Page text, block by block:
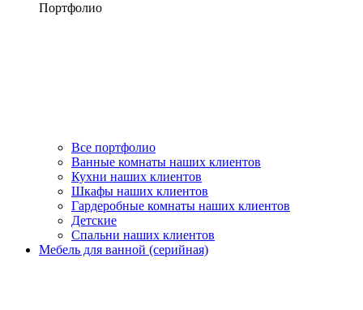
Портфолио
Все портфолио
Ванные комнаты наших клиентов
Кухни наших клиентов
Шкафы наших клиентов
Гардеробные комнаты наших клиентов
Детские
Спальни наших клиентов
Мебель для ванной (серийная)